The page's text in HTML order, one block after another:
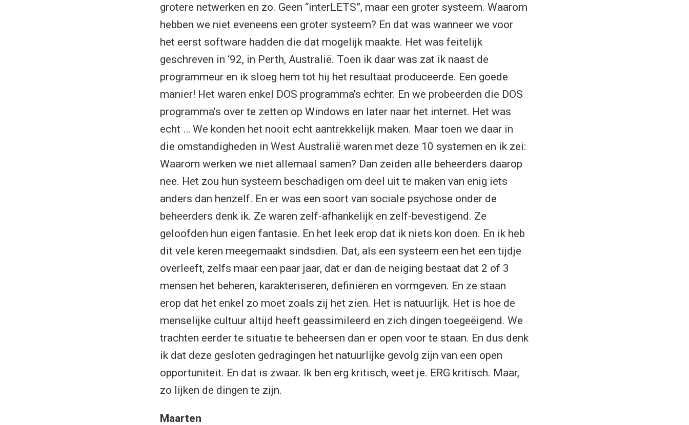
grotere netwerken en zo. Geen “interLETS”, maar een groter systeem. Waarom
hebben we niet eveneens een groter systeem? En dat was wanneer we voor
het eerst software hadden die dat mogelijk maakte. Het was feitelijk
geschreven in ‘92, in Perth, Australië. Toen ik daar was zat ik naast de
programmeur en ik sloeg hem tot hij het resultaat produceerde. Een goede
manier! Het waren enkel DOS programma’s echter. En we probeerden die DOS
programma’s over te zetten op Windows en later naar het internet. Het was
echt … We konden het nooit echt aantrekkelijk maken. Maar toen we daar in
die omstandigheden in West Australië waren met deze 10 systemen en ik zei:
Waarom werken we niet allemaal samen? Dan zeiden alle beheerders daarop
nee. Het zou hun systeem beschadigen om deel uit te maken van enig iets
anders dan henzelf. En er was een soort van sociale psychose onder de
beheerders denk ik. Ze waren zelf-afhankelijk en zelf-bevestigend. Ze
geloofden hun eigen fantasie. En het leek erop dat ik niets kon doen. En ik heb
dit vele keren meegemaakt sindsdien. Dat, als een systeem een het een tijdje
overleeft, zelfs maar een paar jaar, dat er dan de neiging bestaat dat 2 of 3
mensen het beheren, karakteriseren, definiëren en vormgeven. En ze staan
erop dat het enkel zo moet zoals zij het zien. Het is natuurlijk. Het is hoe de
menselijke cultuur altijd heeft geassimileerd en zich dingen toegeëigend. We
trachten eerder te situatie te beheersen dan er open voor te staan. En dus denk
ik dat deze gesloten gedragingen het natuurlijke gevolg zijn van een open
opportuniteit. En dat is zwaar. Ik ben erg kritisch, weet je. ERG kritisch. Maar,
zo lijken de dingen te zijn.
Maarten